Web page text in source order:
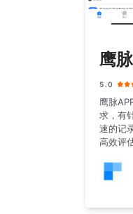
鹰脉
5.0
鹰脉
求，有
速的记
高效评